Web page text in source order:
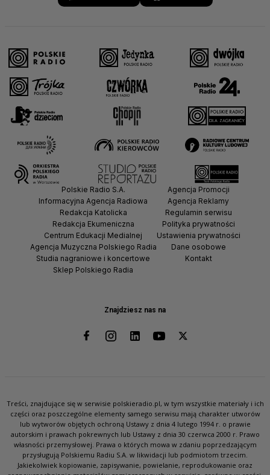
Znajdziesz nas na
Polskie Radio S.A.
Informacyjna Agencja Radiowa
Redakcja Katolicka
Redakcja Ekumeniczna
Centrum Edukacji Medialnej
Agencja Muzyczna Polskiego Radia
Studia nagraniowe i koncertowe
Sklep Polskiego Radia
Agencja Promocji
Agencja Reklamy
Regulamin serwisu
Polityka prywatności
Ustawienia prywatności
Dane osobowe
Kontakt
Treści, znajdujące się w serwisie polskieradio.pl, w tym wszystkie materiały i ich
części oraz poszczególne elementy samego serwisu mają charakter utworów
lub wytworów objętych ochroną Ustawy z dnia 4 lutego 1994 r. o prawie
autorskim i prawach pokrewnych lub Ustawy z dnia 30 czerwca 2000 r. Prawo
własności przemysłowej. Prawa o których mowa w zdaniu poprzedzającym
przysługują Polskiemu Radiu S.A. w likwidacji lub podmiotom trzecim.
Jakiekolwiek kopiowanie, zapisywanie, powielanie, reprodukowanie oraz